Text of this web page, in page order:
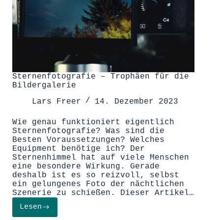
Sternenfotografie – Trophäen für die
Bildergalerie
Lars Freer
14. Dezember 2023
Wie genau funktioniert eigentlich
Sternenfotografie? Was sind die
Besten Voraussetzungen? Welches
Equipment benötige ich? Der
Sternenhimmel hat auf viele Menschen
eine besondere Wirkung. Gerade
deshalb ist es so reizvoll, selbst
ein gelungenes Foto der nächtlichen
Szenerie zu schießen. Dieser Artikel…
LesenSternenfotografie